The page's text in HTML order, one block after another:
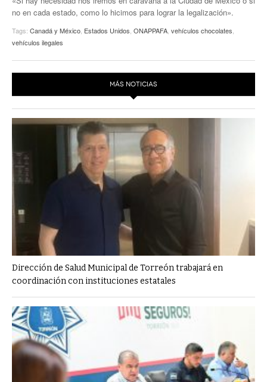
no en cada estado, como lo hicimos para lograr la legalización».
Tags: Canadá y México Estados Unidos ONAPPAFA vehículos chocolates
vehículos ilegales
MÁS NOTICIAS
Dirección de Salud Municipal de Torreón trabajará en
coordinación con instituciones estatales